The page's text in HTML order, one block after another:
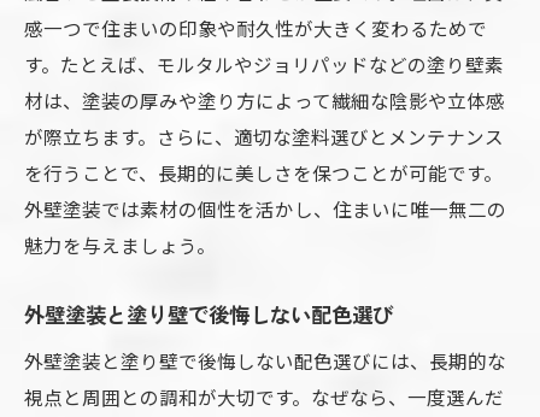
感一つで住まいの印象や耐久性が大きく変わるためで
す。たとえば、モルタルやジョリパッドなどの塗り壁素
材は、塗装の厚みや塗り方によって繊細な陰影や立体感
が際立ちます。さらに、適切な塗料選びとメンテナンス
を行うことで、長期的に美しさを保つことが可能です。
外壁塗装では素材の個性を活かし、住まいに唯一無二の
魅力を与えましょう。
外壁塗装と塗り壁で後悔しない配色選び
外壁塗装と塗り壁で後悔しない配色選びには、長期的な
視点と周囲との調和が大切です。なぜなら、一度選んだ